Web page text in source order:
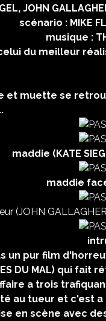
GALLAGHER JR,
du meilleur
et muette se
maddie (KATE
maddie
(JOHN
un pur film
DU MAL) qui
affaire a trois
au tueur et c'est a
en scène avec